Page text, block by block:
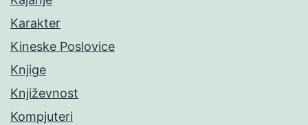
Karakter
Kineske Poslovice
Knjige
Književnost
Kompjuteri